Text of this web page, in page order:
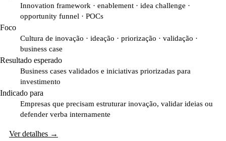
Innovation framework · enablement · idea challenge ·
opportunity funnel · POCs
Foco
Cultura de inovação · ideação · priorização · validação ·
business case
Resultado esperado
Business cases validados e iniciativas priorizadas para
investimento
Indicado para
Empresas que precisam estruturar inovação, validar ideias ou
defender verba internamente
Ver detalhes →